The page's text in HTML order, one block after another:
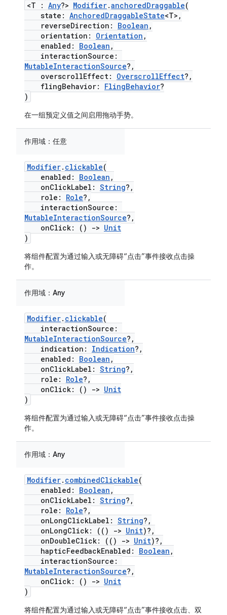
<T : Any?> Modifier.anchoredDraggable(
state: AnchoredDraggableState<T>,
reverseDirection: Boolean ,
orientation: Orientation ,
enabled: Boolean ,
interactionSource:
MutableInteractionSource?,
overscrollEffect: OverscrollEffect?,
flingBehavior: FlingBehavior?
)
在一组预定义值之间启用拖动手势。
作用域： 任意
Modifier. clickable(
enabled: Boolean ,
onClickLabel: String?,
role: Role?,
interactionSource:
MutableInteractionSource?,
onClick: ()
-> Unit
)
将组件配置为通过输入或无障碍“点击”事件接收点击操
作。
作用域： Any
Modifier. clickable(
interactionSource:
MutableInteractionSource?,
indication: Indication?,
enabled: Boolean ,
onClickLabel: String?,
role: Role?,
onClick: ()
-> Unit
)
将组件配置为通过输入或无障碍“点击”事件接收点击操
作。
作用域： Any
Modifier. combinedClickable(
enabled: Boolean ,
onClickLabel: String?,
role: Role?,
onLongClickLabel: String?,
onLongClick: (()
-> Unit)?,
onDoubleClick: (()
-> Unit)?,
hapticFeedbackEnabled: Boolean ,
interactionSource:
MutableInteractionSource?,
onClick: ()
-> Unit
)
将组件配置为通过输入或无障碍“点击”事件接收点击、双